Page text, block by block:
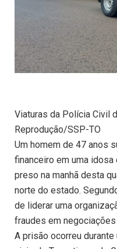
Viaturas da Polícia Civil
Reprodução/SSP-TO
Um homem de 47 anos
financeiro em uma
preso na manhã desta
norte do estado.
de liderar uma
fraudes em
A prisão ocorreu